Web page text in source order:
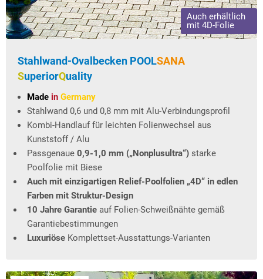
Auch erhältlich
mit 4D-Folie
Stahlwand-Ovalbecken POOLSANA
SuperiorQuality
Made in Germany
Stahlwand 0,6 und 0,8 mm mit Alu-Verbindungsprofil
Kombi-Handlauf für leichten Folienwechsel aus
Kunststoff / Alu
Passgenaue 0,9-1,0 mm („Nonplusultra“) starke
Poolfolie mit Biese
Auch mit einzigartigen Relief-Poolfolien „4D“ in edlen
Farben mit Struktur-Design
10 Jahre Garantie auf Folien-Schweißnähte gemäß
Garantiebestimmungen
Luxuriöse Komplettset-Ausstattungs-Varianten